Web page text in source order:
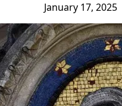
January 17, 2025